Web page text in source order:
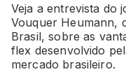
Veja a entrevista do
Vouquer Heumann,
Brasil, sobre as
flex desenvolvido
mercado brasileiro.